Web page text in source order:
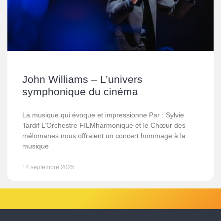
John Williams – L’univers
symphonique du cinéma
La musique qui évoque et impressionne Par : Sylvie
Tardif L’Orchestre FILMharmonique et le Chœur des
mélomanes nous offraient un concert hommage à la
musique
14 septembre 2025